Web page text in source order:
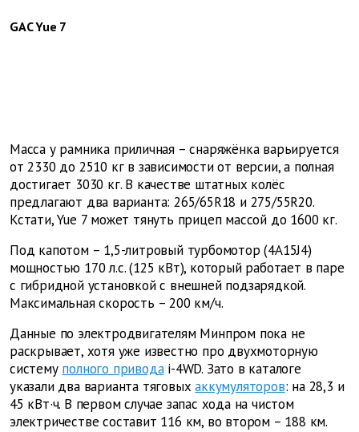
GAC Yue 7
Масса у рамника приличная – снаряжёнка варьируется
от 2330 до 2510 кг в зависимости от версии, а полная
достигает 3030 кг. В качестве штатных колёс
предлагают два варианта: 265/65R18 и 275/55R20.
Кстати, Yue 7 может тянуть прицеп массой до 1600 кг.
Под капотом – 1,5-литровый турбомотор (4A15J4)
мощностью 170 л.с. (125 кВт), который работает в паре
с гибридной установкой с внешней подзарядкой.
Максимальная скорость – 200 км/ч.
Данные по электродвигателям Минпром пока не
раскрывает, хотя уже известно про двухмоторную
систему полного приводаi-4WD. Зато в каталоге
указали два варианта тяговых аккумуляторов: на 28,3 и
45 кВт·ч. В первом случае запас хода на чистом
электричестве составит 116 км, во втором – 188 км.